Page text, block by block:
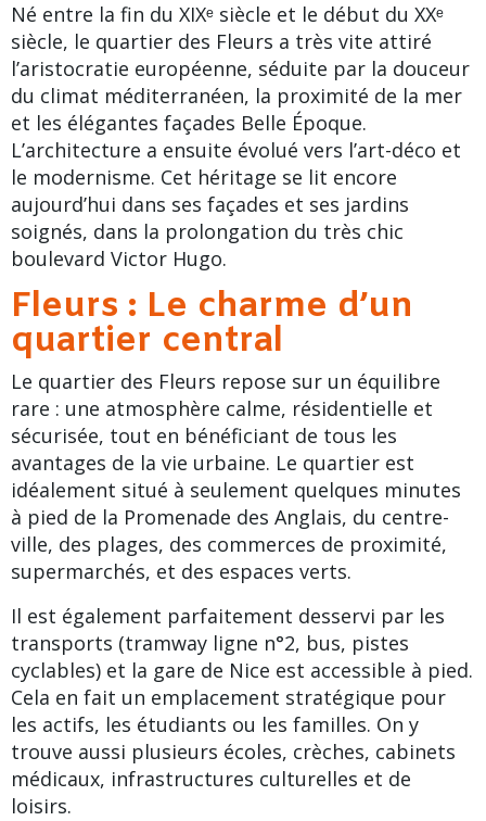
Né entre la fin du XIXᵉ siècle et le début du XXᵉ
siècle, le quartier des Fleurs a très vite attiré
l’aristocratie européenne, séduite par la douceur
du climat méditerranéen, la proximité de la mer
et les élégantes façades Belle Époque.
L’architecture a ensuite évolué vers l’art-déco et
le modernisme. Cet héritage se lit encore
aujourd’hui dans ses façades et ses jardins
soignés, dans la prolongation du très chic
boulevard Victor Hugo.
Fleurs : Le charme d’un
quartier central
Le quartier des Fleurs repose sur un équilibre
rare : une atmosphère calme, résidentielle et
sécurisée, tout en bénéficiant de tous les
avantages de la vie urbaine. Le quartier est
idéalement situé à seulement quelques minutes
à pied de la Promenade des Anglais, du centre-
ville, des plages, des commerces de proximité,
supermarchés, et des espaces verts.
Il est également parfaitement desservi par les
transports (tramway ligne n°2, bus, pistes
cyclables) et la gare de Nice est accessible à pied.
Cela en fait un emplacement stratégique pour
les actifs, les étudiants ou les familles. On y
trouve aussi plusieurs écoles, crèches, cabinets
médicaux, infrastructures culturelles et de
loisirs.